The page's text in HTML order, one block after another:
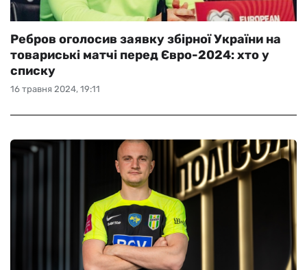
16 травня 2024, 19:11
Ребров оголосив заявку збірної України на
товариські матчі перед Євро-2024: хто у
списку